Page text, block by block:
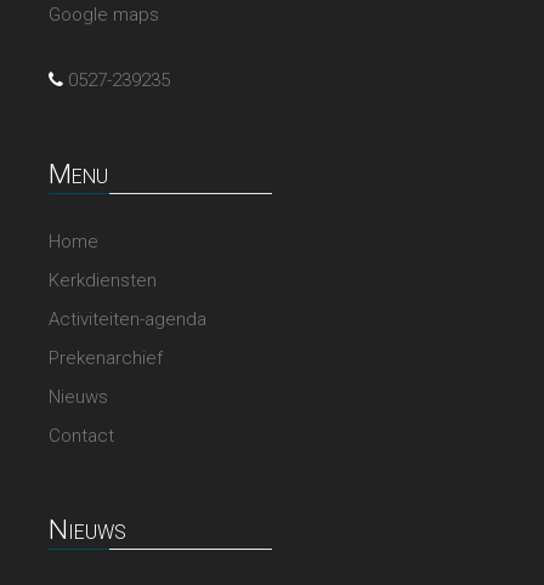
Google maps
0527-239235
Menu
Home
Kerkdiensten
Activiteiten-agenda
Prekenarchief
Nieuws
Contact
Nieuws